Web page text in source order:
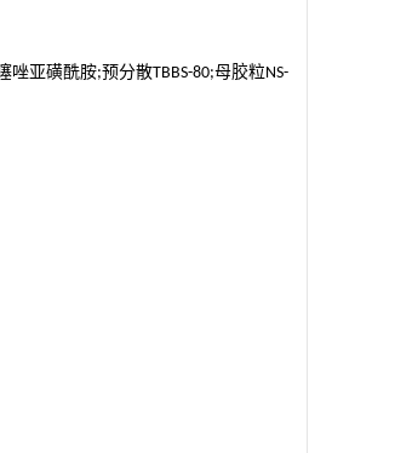
唑亚磺酰胺;预分散TBBS-80;母胶粒NS-